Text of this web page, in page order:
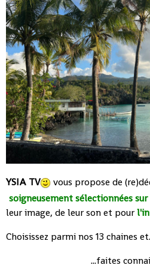
YSIA TV vous propose de
soigneusement sélectionnées
leur image, de leur son et pour
Choisissez parmi nos 13 chaines
...faites